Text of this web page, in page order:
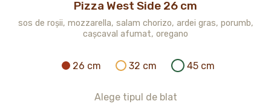
Pizza West Side 26 cm
sos de roșii, mozzarella, salam chorizo, ardei gras, porumb,
cașcaval afumat, oregano
26 cm 32 cm 45 cm
Alege tipul de blat